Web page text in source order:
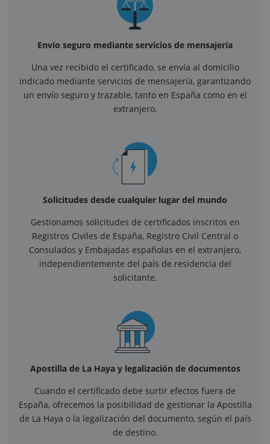
Envío seguro mediante servicios de mensajería
Una vez recibido el certificado, se envía al domicilio
indicado mediante servicios de mensajería, garantizando
un envío seguro y trazable, tanto en España como en el
extranjero.
Solicitudes desde cualquier lugar del mundo
Gestionamos solicitudes de certificados inscritos en
Registros Civiles de España, Registro Civil Central o
Consulados y Embajadas españolas en el extranjero,
independientemente del país de residencia del
solicitante.
Apostilla de La Haya y legalización de documentos
Cuando el certificado debe surtir efectos fuera de
España, ofrecemos la posibilidad de gestionar la Apostilla
de La Haya o la legalización del documento, según el país
de destino.